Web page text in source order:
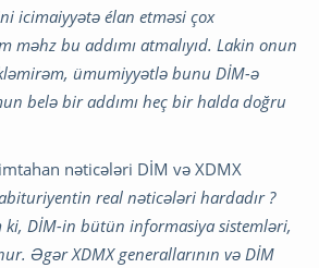
icimaiyyətə élan etməsi çox
bu addımı atmalıyıd. Lakin onun
ümumiyyətlə bunu DİM-ə
belə bir addımı heç bir halda doğru
nəticələri DİM və XDMX
real nəticələri hardadır ?
DİM-in bütün informasiya sistemləri,
Əgər XDMX generallarının və DİM